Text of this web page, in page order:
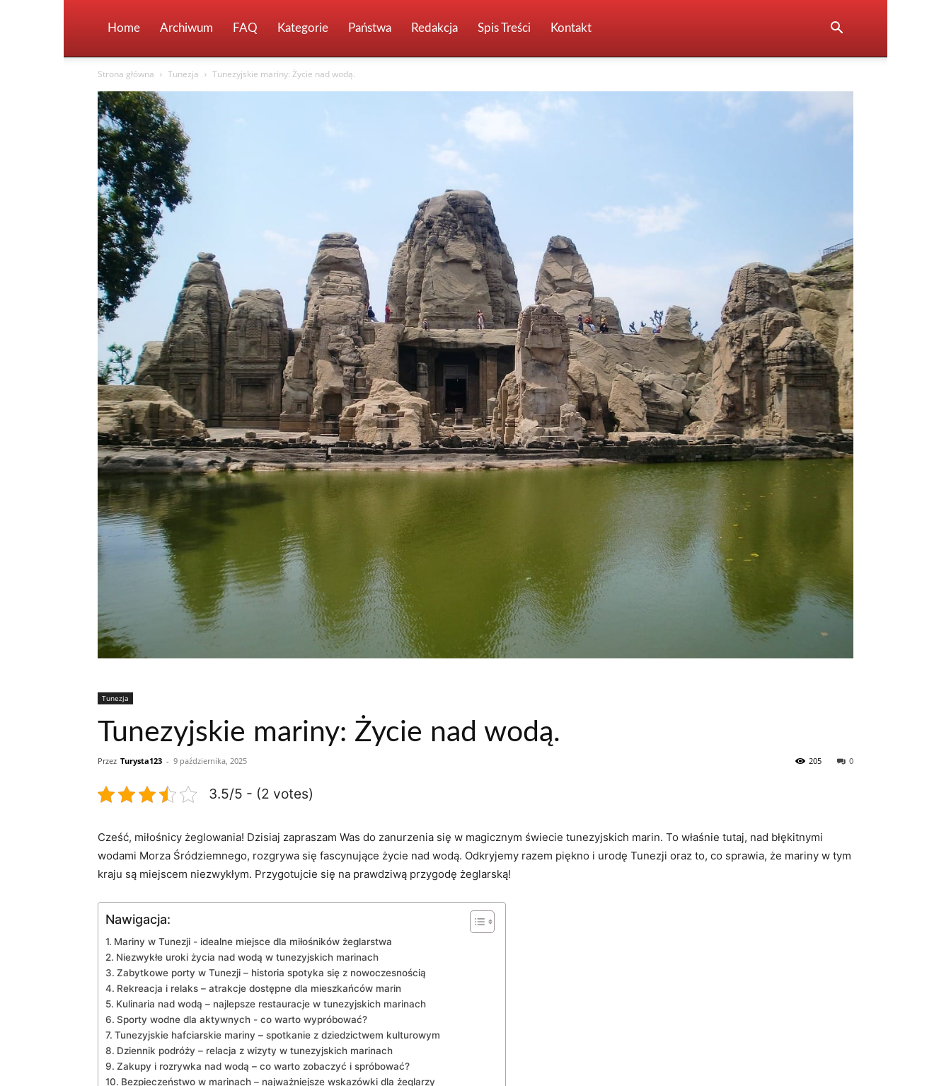
Home Archiwum FAQ Kategorie Państwa Redakcja Spis Treści Kontakt
Strona główna Tunezja Tunezyjskie mariny: Życie nad wodą.
Tunezja
Tunezyjskie mariny: Życie nad wodą.
Przez Turysta123 - 9 października, 2025 0
205
3.5/5 - (2 votes)
Cześć, ​miłośnicy żeglowania! Dzisiaj zapraszam Was do zanurzenia się w magicznym świecie ‍tunezyjskich marin. ⁣To właśnie tutaj, ‌nad błękitnymi
wodami Morza Śródziemnego, rozgrywa się fascynujące życie nad wodą. Odkryjemy⁣ razem piękno​ i urodę Tunezji ⁤oraz to, co sprawia, ⁣że mariny w tym
kraju są miejscem​ niezwykłym. Przygotujcie ​się ‌na prawdziwą przygodę żeglarską!
Nawigacja:
Mariny w ‌Tunezji -⁣ idealne miejsce dla miłośników żeglarstwa
Niezwykłe uroki ⁣życia nad⁤ wodą​ w tunezyjskich marinach
Zabytkowe porty ‍w ⁢Tunezji – historia spotyka się z nowoczesnością
Rekreacja i relaks⁢ – atrakcje dostępne dla​ mieszkańców marin
Kulinaria nad wodą – ‍najlepsze restauracje w tunezyjskich marinach
Sporty ⁣wodne dla aktywnych -⁤ co⁢ warto wypróbować?
Tunezyjskie hafciarskie⁣ mariny – spotkanie z dziedzictwem ‌kulturowym
Dziennik ⁢podróży – relacja ‌z wizyty⁢ w tunezyjskich marinach
Zakupy i rozrywka nad wodą – co warto zobaczyć i spróbować?
Bezpieczeństwo w marinach – najważniejsze wskazówki dla żeglarzy